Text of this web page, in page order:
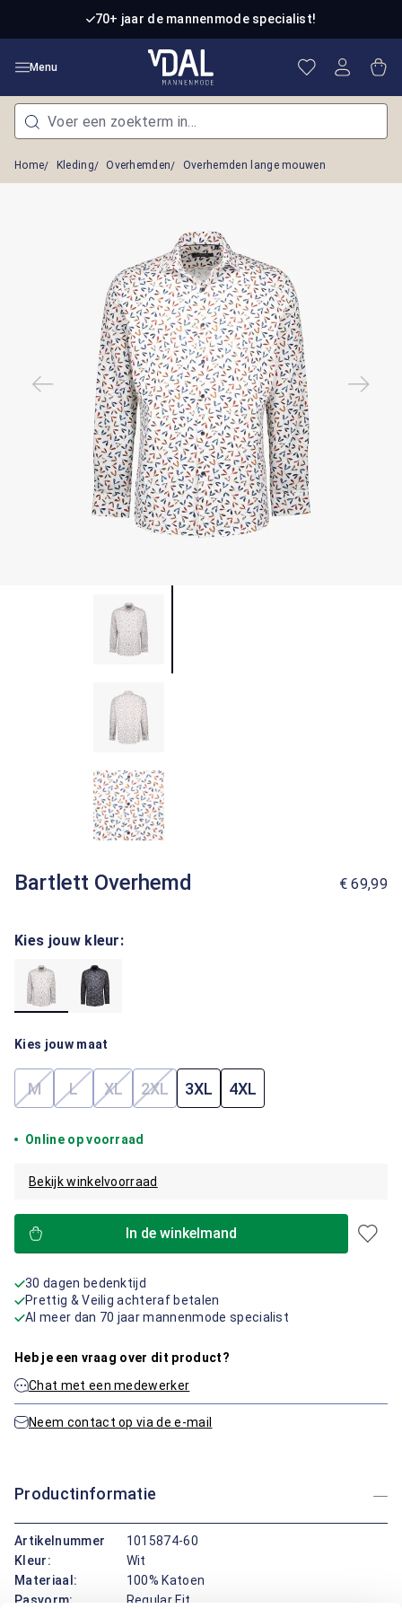
Ga naar de hoofdinhoud70+ jaar de mannenmode specialist!
Menu Je hebt 0
Home Kleding Overhemden Overhemden lange mouwen
Bartlett Overhemd € 69,99
Kies jouw kleur:
Kies jouw maat
M(Deze optie is momenteel niet beschikbaar.)
L(Deze optie is momenteel niet beschikbaar.)
XL(Deze optie is momenteel niet beschikbaar.)
2XL(Deze optie is momenteel niet
3XL 4XL
Online op voorraad
Bekijk winkelvoorraad
In de winkelmand
30 dagen bedenktijd
Prettig & Veilig achteraf betalen
Al meer dan 70 jaar mannenmode specialist
Heb je een vraag over dit product?
Chat met een medewerker
Neem contact op via de e-mail
Productinformatie
Artikelnummer
1015874-60
Kleur:
Wit
Materiaal:
100% Katoen
Pasvorm:
Regular Fit